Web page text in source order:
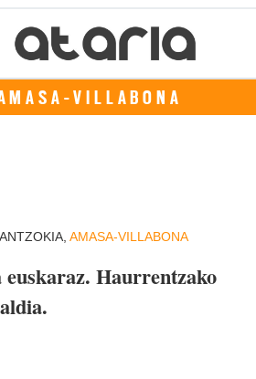
VILLABONA
AMASA-VILLABONA
euskaraz. Haurrentzako